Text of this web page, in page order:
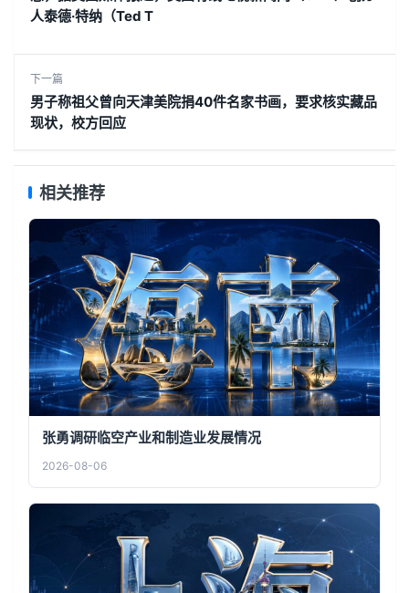
人泰德·特纳（Ted T
下一篇
男子称祖父曾向天津美院捐40件名家书画，要求核实藏品
现状，校方回应
相关推荐
张勇调研临空产业和制造业发展情况
2026-08-06